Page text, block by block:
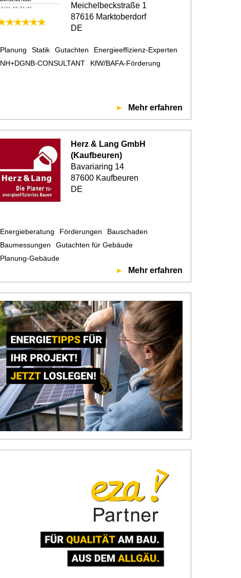
Meichelbeckstraße 1
87616 Marktoberdorf
DE
Planung Statik Gutachten
Energieeffizienz-Experten
NH+DGNB-CONSULTANT
KfW/BAFA-Förderung
Mehr erfahren
Herz & Lang GmbH
(Kaufbeuren)
Bavariaring 14
87600 Kaufbeuren
DE
Energieberatung Förderungen
Bauschaden
Baumessungen
Gutachten für Gebäude
Planung-Gebäude
Mehr erfahren